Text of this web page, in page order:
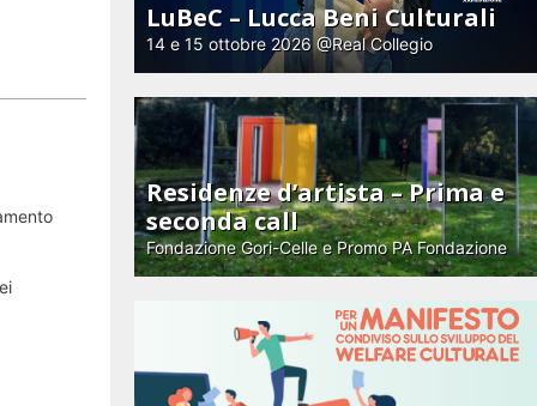
LuBeC – Lucca Beni Culturali
14 e 15 ottobre 2026 @Real Collegio
Residenze d’artista – Prima e
seconda call
Fondazione Gori-Celle e Promo PA Fondazione